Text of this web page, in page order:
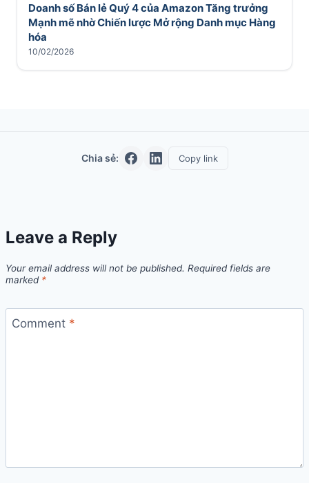
Doanh số Bán lẻ Quý 4 của Amazon Tăng trưởng
Mạnh mẽ nhờ Chiến lược Mở rộng Danh mục Hàng
hóa
10/02/2026
Chia sẻ: Copy link
Leave a Reply
Your email address will not be published. Required fields are
marked *
Comment *